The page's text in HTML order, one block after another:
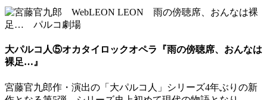
大パルコ人⑤オカタイロックオペラ『雨の傍聴席、おんなは
裸足…』
宮藤官九郎作・演出の「大パルコ人」シリーズ4年ぶりの新